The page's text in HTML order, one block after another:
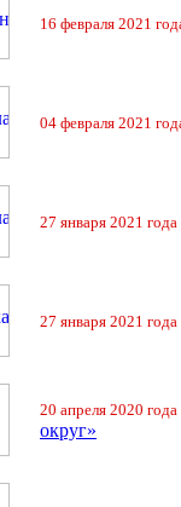
16 февраля 2021
04 февраля 2021
27 января 2021 года
27 января 2021 года
20 апреля 2020 года
округ»